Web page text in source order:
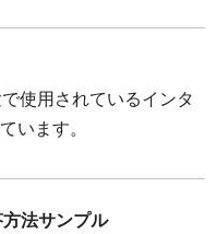
使用されているインタ
います。
法サンプル